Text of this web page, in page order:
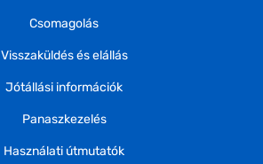
Csomagolás
Visszaküldés és elállás
Jótállási információk
Panaszkezelés
Használati útmutatók